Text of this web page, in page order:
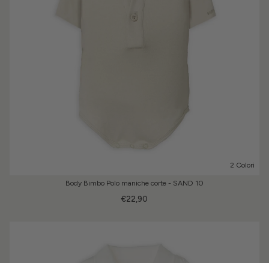
2 Colori
Body Bimbo Polo maniche corte - SAND 10
€22,90